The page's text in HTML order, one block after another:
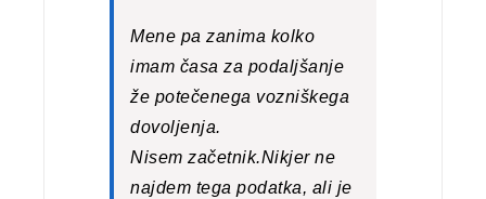
Mene pa zanima kolko
imam časa za podaljšanje
že potečenega vozniškega
dovoljenja.
Nisem začetnik.Nikjer ne
najdem tega podatka, ali je